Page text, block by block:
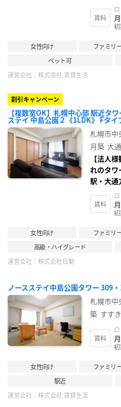
賃料
女性向け ファミリ
ペット可
運営会社： 株式会社 賃貸生活
割引キャンペーン
【複数室OK】札幌中心部 駅近タ
ステイ 中島公園２《1LDK》 Fタ
札幌市中
月築 大通
【法人
れのタ
駅・大通
賃料
女性向け ファミリ
高級・ハイグレード
運営会社： 株式会社日動
ノースステイ中島公園タワー 309
札幌市中
築 すす
賃料
女性向け ファミリ
駅近
運営会社： 株式会社 賃貸生活